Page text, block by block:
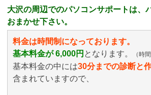
大沢の周辺でのパソコンサポートは、
おまかせ下さい。
料金は時間制になっております。
基本料金が 6,000円 となります。 （時
基本料金の中には30分までの診断と
含まれていますので、